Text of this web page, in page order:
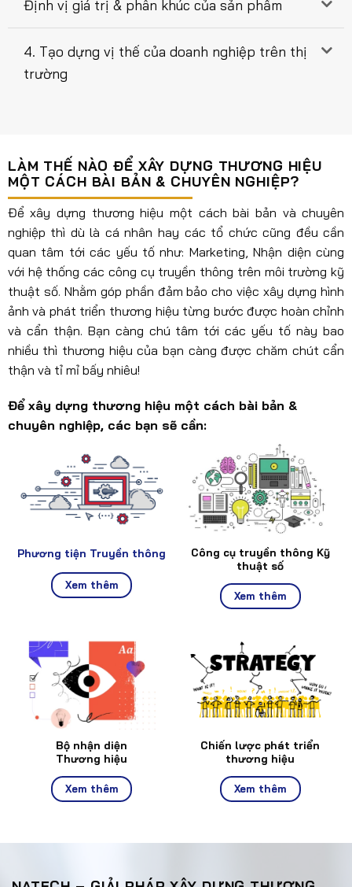
Định vị giá trị & phân khúc của sản phẩm
4. Tạo dựng vị thế của doanh nghiệp trên thị
trường
LÀM THẾ NÀO ĐỂ XÂY DỰNG THƯƠNG HIỆU
MỘT CÁCH BÀI BẢN & CHUYÊN NGHIỆP?
Để xây dựng thương hiệu một cách bài bản và chuyên
nghiệp thì dù là cá nhân hay các tổ chức cũng đều cần
quan tâm tới các yếu tố như: Marketing, Nhận diện cùng
với hệ thống các công cụ truyền thông trên môi trường kỹ
thuật số. Nhằm góp phần đảm bảo cho việc xây dựng hình
ảnh và phát triển thương hiệu từng bước được hoàn chỉnh
và cẩn thận. Bạn càng chú tâm tới các yếu tố này bao
nhiều thì thương hiệu của bạn càng được chăm chút cẩn
thận và tỉ mỉ bấy nhiêu!
Để xây dựng thương hiệu một cách bài bản &
chuyên nghiệp, các bạn sẽ cần:
Phương tiện Truyền thông
Xem thêm
Công cụ truyền thông Kỹ
thuật số
Xem thêm
Bộ nhận diện
Thương hiệu
Xem thêm
Chiến lược phát triển
thương hiệu
Xem thêm